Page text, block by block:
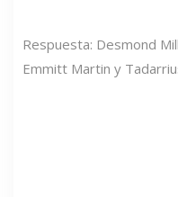
Respuesta: Desmond
Emmitt Martin y